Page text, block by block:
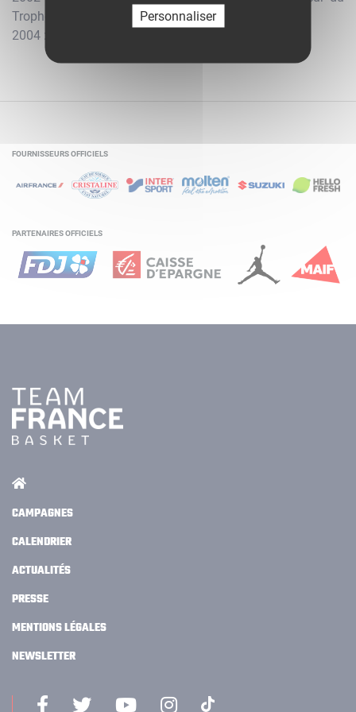
Trophée du Futur
2004 : Vainqueur du Trophée du Futur
FOURNISSEURS OFFICIELS
PARTENAIRES OFFICIELS
CAMPAGNES
CALENDRIER
ACTUALITÉS
PRESSE
MENTIONS LÉGALES
NEWSLETTER
Personnaliser